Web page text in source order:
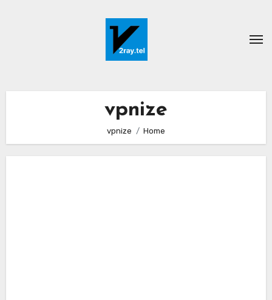
content
vpnize
Home
vpnize